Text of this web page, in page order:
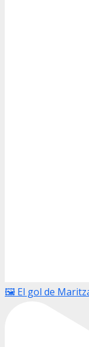
🖼️ El gol de